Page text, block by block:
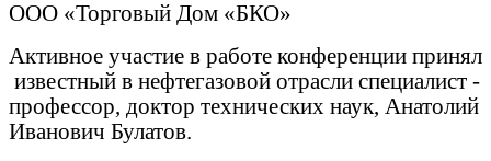
ООО «Торговый Дом «БКО»
Активное участие в работе конференции принял
известный в нефтегазовой отрасли специалист -
профессор, доктор технических наук, Анатолий
Иванович Булатов.